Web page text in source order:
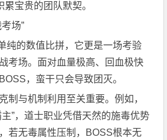
累宝贵的团队默契。
场”
的数值比拼，它更是一场考验
考场。面对血量极高、回血极快
，蛮干只会导致团灭。
与机制利用至关重要。例如，
”，道士职业凭借天然的施毒优势
若无毒属性压制，BOSS根本无